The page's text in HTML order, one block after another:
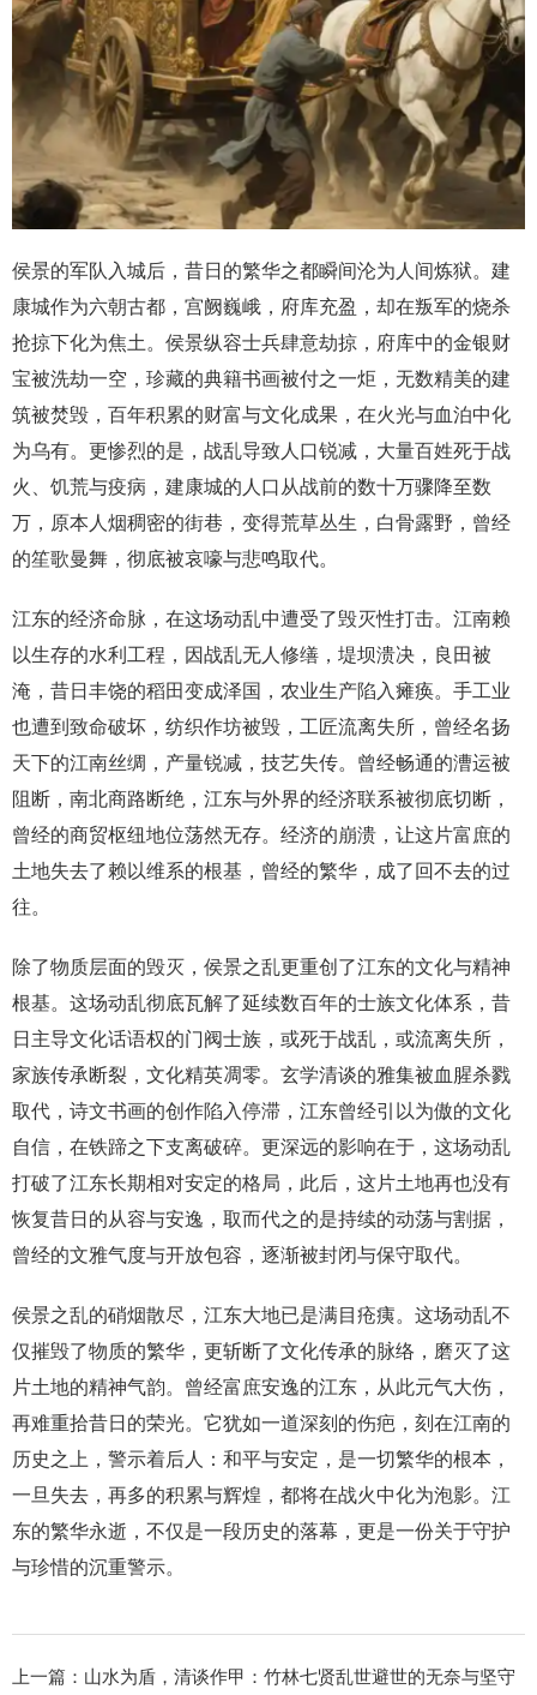
侯景的军队入城后，昔日的繁华之都瞬间沦为人间炼狱。建
康城作为六朝古都，宫阙巍峨，府库充盈，却在叛军的烧杀
抢掠下化为焦土。侯景纵容士兵肆意劫掠，府库中的金银财
宝被洗劫一空，珍藏的典籍书画被付之一炬，无数精美的建
筑被焚毁，百年积累的财富与文化成果，在火光与血泊中化
为乌有。更惨烈的是，战乱导致人口锐减，大量百姓死于战
火、饥荒与疫病，建康城的人口从战前的数十万骤降至数
万，原本人烟稠密的街巷，变得荒草丛生，白骨露野，曾经
的笙歌曼舞，彻底被哀嚎与悲鸣取代。
江东的经济命脉，在这场动乱中遭受了毁灭性打击。江南赖
以生存的水利工程，因战乱无人修缮，堤坝溃决，良田被
淹，昔日丰饶的稻田变成泽国，农业生产陷入瘫痪。手工业
也遭到致命破坏，纺织作坊被毁，工匠流离失所，曾经名扬
天下的江南丝绸，产量锐减，技艺失传。曾经畅通的漕运被
阻断，南北商路断绝，江东与外界的经济联系被彻底切断，
曾经的商贸枢纽地位荡然无存。经济的崩溃，让这片富庶的
土地失去了赖以维系的根基，曾经的繁华，成了回不去的过
往。
除了物质层面的毁灭，侯景之乱更重创了江东的文化与精神
根基。这场动乱彻底瓦解了延续数百年的士族文化体系，昔
日主导文化话语权的门阀士族，或死于战乱，或流离失所，
家族传承断裂，文化精英凋零。玄学清谈的雅集被血腥杀戮
取代，诗文书画的创作陷入停滞，江东曾经引以为傲的文化
自信，在铁蹄之下支离破碎。更深远的影响在于，这场动乱
打破了江东长期相对安定的格局，此后，这片土地再也没有
恢复昔日的从容与安逸，取而代之的是持续的动荡与割据，
曾经的文雅气度与开放包容，逐渐被封闭与保守取代。
侯景之乱的硝烟散尽，江东大地已是满目疮痍。这场动乱不
仅摧毁了物质的繁华，更斩断了文化传承的脉络，磨灭了这
片土地的精神气韵。曾经富庶安逸的江东，从此元气大伤，
再难重拾昔日的荣光。它犹如一道深刻的伤疤，刻在江南的
历史之上，警示着后人：和平与安定，是一切繁华的根本，
一旦失去，再多的积累与辉煌，都将在战火中化为泡影。江
东的繁华永逝，不仅是一段历史的落幕，更是一份关于守护
与珍惜的沉重警示。
上一篇： 山水为盾，清谈作甲：竹林七贤乱世避世的无奈与坚守